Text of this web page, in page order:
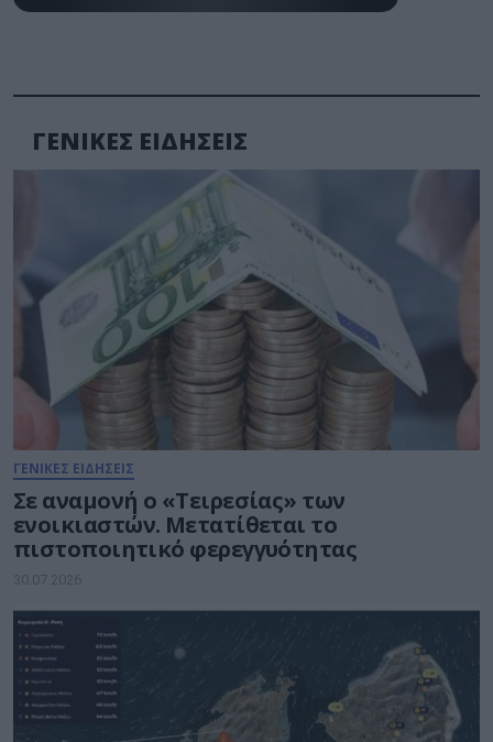
ΓΕΝΙΚΕΣ ΕΙΔΗΣΕΙΣ
ΓΕΝΙΚΕΣ ΕΙΔΗΣΕΙΣ
Σε αναμονή ο «Τειρεσίας» των
ενοικιαστών. Μετατίθεται το
πιστοποιητικό φερεγγυότητας
30.07.2026